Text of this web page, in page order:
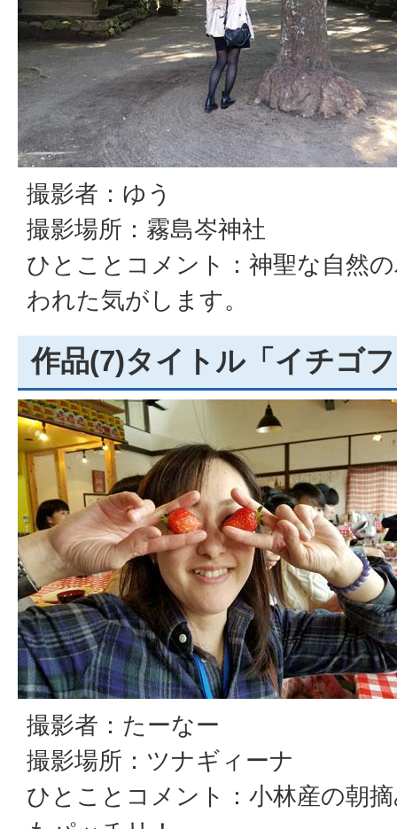
撮影者：ゆう
撮影場所：霧島岑神社
ひとことコメント：神聖な自然
われた気がします。
作品(7)タイトル「イチゴ
撮影者：たーなー
撮影場所：ツナギィーナ
ひとことコメント：小林産の朝